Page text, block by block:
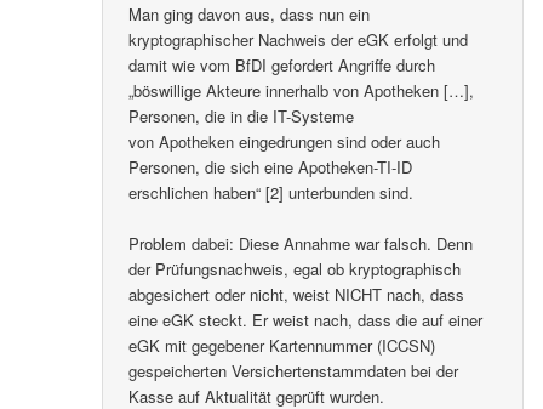
Man ging davon aus, dass nun ein
kryptographischer Nachweis der eGK erfolgt und
damit wie vom BfDI gefordert Angriffe durch
„böswillige Akteure innerhalb von Apotheken […],
Personen, die in die IT-Systeme
von Apotheken eingedrungen sind oder auch
Personen, die sich eine Apotheken-TI-ID
erschlichen haben“ [2] unterbunden sind.
Problem dabei: Diese Annahme war falsch. Denn
der Prüfungsnachweis, egal ob kryptographisch
abgesichert oder nicht, weist NICHT nach, dass
eine eGK steckt. Er weist nach, dass die auf einer
eGK mit gegebener Kartennummer (ICCSN)
gespeicherten Versichertenstammdaten bei der
Kasse auf Aktualität geprüft wurden.